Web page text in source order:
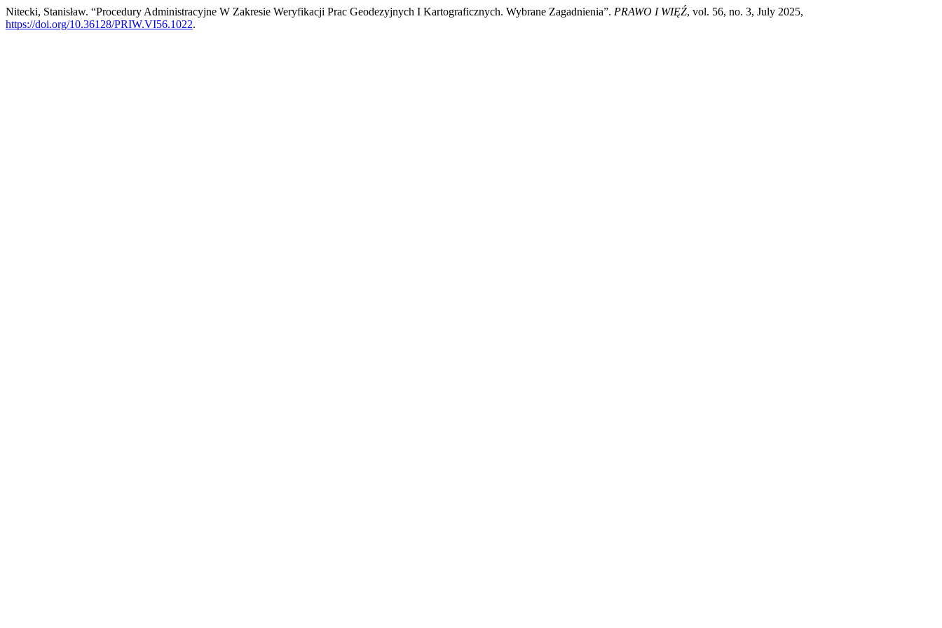
Nitecki, Stanisław. “Procedury Administracyjne W Zakresie Weryfikacji Prac Geodezyjnych I Kartograficznych. Wybrane Zagadnienia”. PRAWO I WIĘŹ, vol. 56, no. 3, July 2025,
https://doi.org/10.36128/PRIW.VI56.1022.